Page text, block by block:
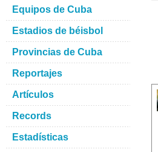
Equipos de Cuba
Estadios de béisbol
Provincias de Cuba
Reportajes
Artículos
Records
Estadísticas